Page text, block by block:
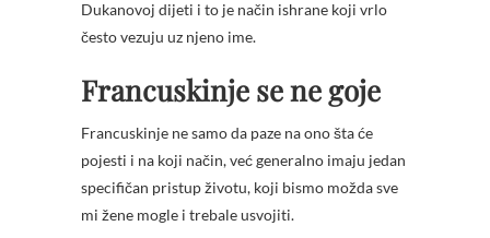
Dukanovoj dijeti i to je način ishrane koji vrlo
često vezuju uz njeno ime.
Francuskinje se ne goje
Francuskinje ne samo da paze na ono šta će
pojesti i na koji način, već generalno imaju jedan
specifičan pristup životu, koji bismo možda sve
mi žene mogle i trebale usvojiti.